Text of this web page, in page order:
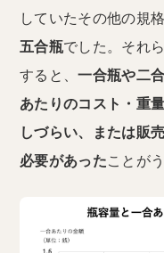
していたその他の規格
五合瓶でした。それ
すると、一合瓶や二
あたりのコスト・重
しづらい、または販
必要があったことが